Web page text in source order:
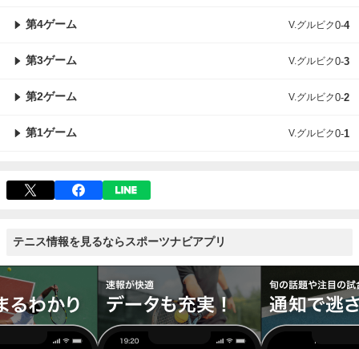
第4ゲーム V.グルビク0-4
第3ゲーム V.グルビク0-3
第2ゲーム V.グルビク0-2
第1ゲーム V.グルビク0-1
テニス情報を見るならスポーツナビアプリ